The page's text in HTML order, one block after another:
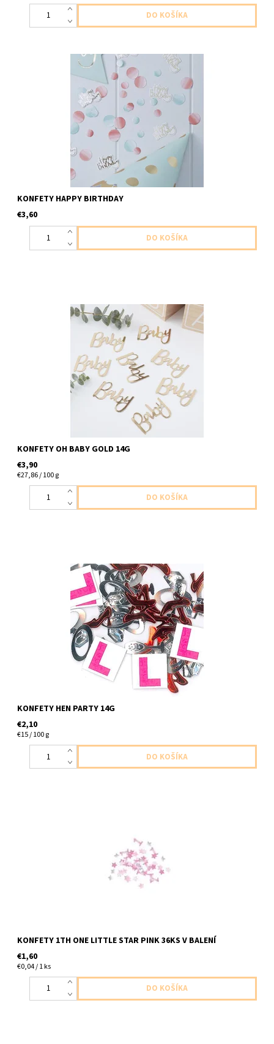
papierovo konfety 14g
KONFETY HAPPY BIRTHDAY
€3,60
papierové zlaté konfety baby zlate 14g v balení
KONFETY OH BABY GOLD 14G
€3,90
€27,86 / 100 g
plastovo papierove konfety 14g
KONFETY HEN PARTY 14G
€2,10
€15 / 100 g
KONFETY 1TH ONE LITTLE STAR PINK 36KS V BALENÍ
€1,60
€0,04 / 1 ks